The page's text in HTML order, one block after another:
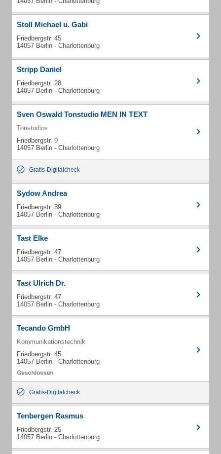
Stoll Michael u. Gabi
Friedbergstr. 45
14057 Berlin - Charlottenburg
Stripp Daniel
Friedbergstr. 28
14057 Berlin - Charlottenburg
Sven Oswald Tonstudio MEN IN TEXT
Tonstudios
Friedbergstr. 9
14057 Berlin - Charlottenburg
Gratis-Digitalcheck
Sydow Andrea
Friedbergstr. 39
14057 Berlin - Charlottenburg
Tast Elke
Friedbergstr. 47
14057 Berlin - Charlottenburg
Tast Ulrich Dr.
Friedbergstr. 47
14057 Berlin - Charlottenburg
Tecando GmbH
Kommunikationstechnik
Friedbergstr. 45
14057 Berlin - Charlottenburg
Gratis-Digitalcheck
Tenbergen Rasmus
Friedbergstr. 25
14057 Berlin - Charlottenburg